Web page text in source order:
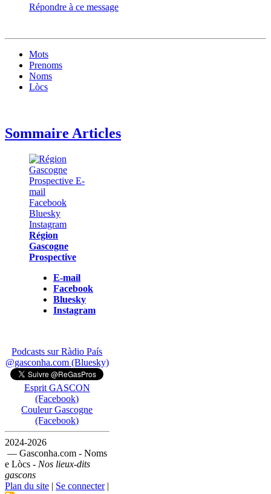
Répondre à ce message
Mots
Prenoms
Noms
Lòcs
Sommaire Articles
Région
Gascogne
Prospective
E-mail
Facebook
Bluesky
Instagram
Podcasts sur Ràdio País
@gasconha.com (Bluesky)
Esprit GASCON
(Facebook)
Couleur Gascogne
(Facebook)
2024-2026
— Gasconha.com - Noms
e Lòcs - Nos lieux-dits
gascons
Plan du site | Se connecter|